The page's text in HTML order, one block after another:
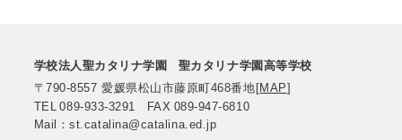
学校法人聖カタリナ学園
聖カタリナ学園高等学校
〒790-8557 愛媛県松山市藤原町468番地 [MAP]
TEL
089-933-3291 FAX 089-947-6810
Mail：st.catalina@catalina.ed.jp